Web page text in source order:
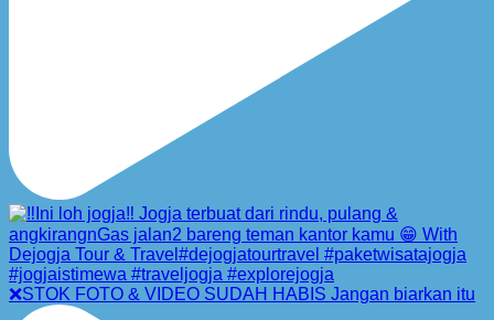
❌STOK FOTO & VIDEO SUDAH HABIS Jangan biarkan itu